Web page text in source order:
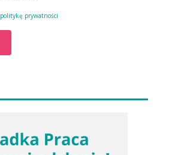
politykę prywatności